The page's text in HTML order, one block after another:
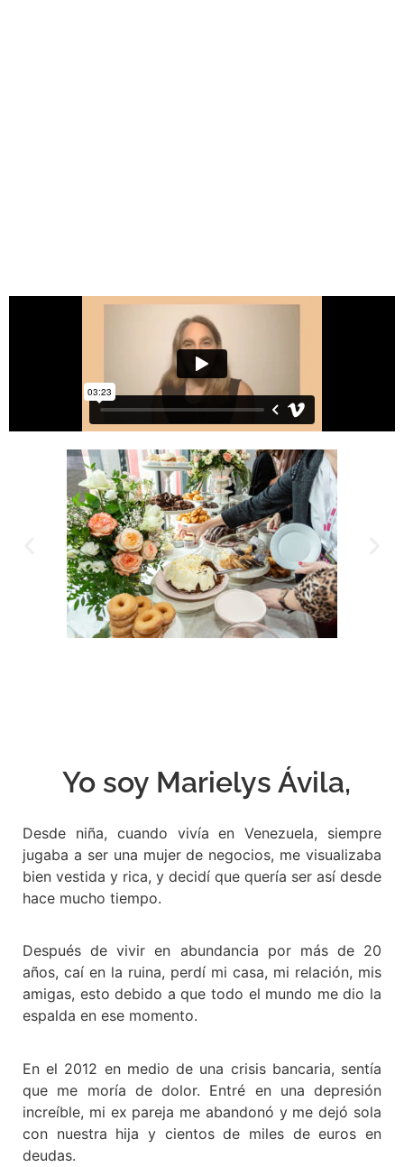
Yo soy Marielys Ávila,
Desde niña, cuando vivía en Venezuela, siempre
jugaba a ser una mujer de negocios, me visualizaba
bien vestida y rica, y decidí que quería ser así desde
hace mucho tiempo.
Después de vivir en abundancia por más de 20
años, caí en la ruina, perdí mi casa, mi relación, mis
amigas, esto debido a que todo el mundo me dio la
espalda en ese momento.
En el 2012 en medio de una crisis bancaria, sentía
que me moría de dolor. Entré en una depresión
increíble, mi ex pareja me abandonó y me dejó sola
con nuestra hija y cientos de miles de euros en
deudas.